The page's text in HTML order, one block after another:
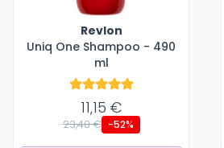
Revlon
Uniq One Shampoo - 490
ml
11,15 €
23,40 € -52%